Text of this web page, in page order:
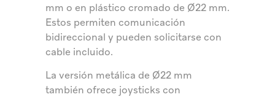
mm o en plástico cromado de Ø22 mm.
Estos permiten comunicación
bidireccional y pueden solicitarse con
cable incluido.
La versión metálica de Ø22 mm
también ofrece joysticks con